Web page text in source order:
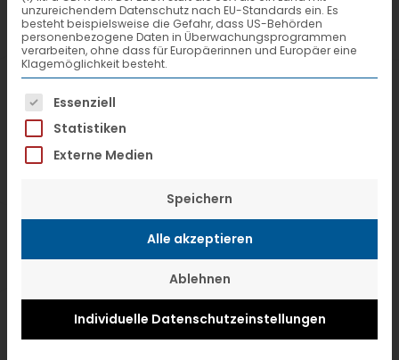
Mit dem Ausbau der Hallenkapazitäten
reagiert die Stückgutkooperation auf
das erneut gestiegene
Sendungsvolumen. Der 2.000
Quadratmeter große Neubau mit 13
Toren schließt sich an das bestehende
Gebäude mit 107 Toren an. Damit
verfügt Das Zentralhub in Fulda nun
über eine Umschlagfläche von
insgesamt 9.000 Quadratmetern.
Innovative Ausstattung
unzureichendem Datenschutz nach EU-Standards ein. Es
besteht beispielsweise die Gefahr, dass US-Behörden
personenbezogene Daten in Überwachungsprogrammen
verarbeiten, ohne dass für Europäerinnen und Europäer eine
Klagemöglichkeit besteht.
Es folgt eine Liste der Service-Gruppen,
Essenziell
Statistiken
Externe Medien
Speichern
Alle akzeptieren
Ablehnen
Individuelle Datenschutzeinstellungen